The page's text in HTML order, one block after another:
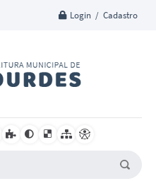
Login / Cadastro